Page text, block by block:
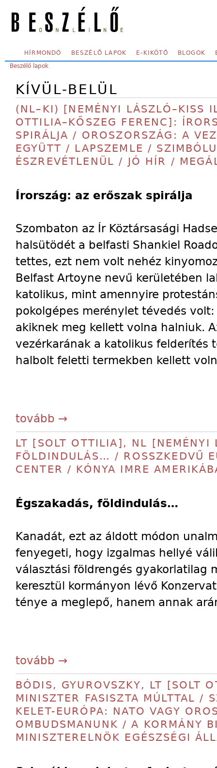
SECONDARY MENU
HÍRMONDÓ BESZÉLŐ LAPOK E-KIKÖTŐ BLOGOK
YOU ARE HERE:
Beszélő lapok
KÍVÜL-BELÜL
(NL–KI) [NEMÉNYI LÁSZLÓ–KISS
OTTILIA–KŐSZEG FERENC]:
SPIRÁLJA / OROSZORSZÁG: A
EGYÜTT / LAPSZEMLE /
ÉSZREVÉTLENÜL / JÓ HÍR /
Írország: az erőszak spirálja
Szombaton az Ír Köztársasági
halsütödét a belfasti Shankiel
tettes, ezt nem volt nehéz
Belfast Artoyne nevű kerületében
katolikus, mint amennyire
pokolgépes merénylet tévedés
akiknek meg kellett volna halniuk.
vezérkarának a katolikus felderítés
halbolt feletti termekben kellett
tovább →
LT [SOLT OTTILIA], NL [NEMÉNYI
FÖLDINDULÁS… / ROSSZKEDVŰ
CENTER / KÓNYA IMRE
Égszakadás, földindulás…
Kanadát, ezt az áldott módon
fenyegeti, hogy izgalmas hellyé
választási földrengés gyakorlatilag
keresztül kormányon lévő
ténye a meglepő, hanem annak
tovább →
BÓDIS, GYUROVSZKY, LT [SOLT
MINISZTER FASISZTA MÚLTTAL /
KELET-EURÓPA: NATO VAGY
OMBUDSMANUNK / A KORMÁNY
MINISZTERELNÖK EGÉSZSÉGI